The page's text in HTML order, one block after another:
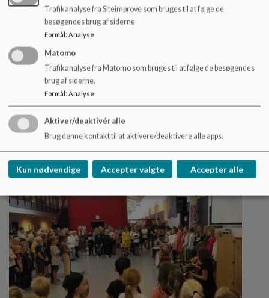
Nyt fra Ellekildeskolen
Nyheder fra Ellekildeskolen
Læs mere
Trafikanalyse fra Siteimprove som bruges til at følge de
besøgendes brug af siderne
Formål : Analyse
Matomo
Trafikanalyse fra Matomo som bruges til at følge de besøgendes
brug af siderne.
Formål: Analyse
Aktiver/deaktivér alle
Brug denne kontakt til at aktivere/deaktivere alle apps.
Kun nødvendige Accepter valgte Accepter alle